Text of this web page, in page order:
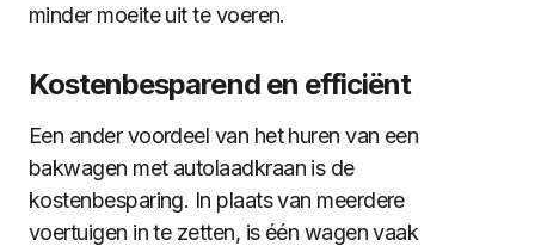
minder moeite uit te voeren.
Kostenbesparend en efficiënt
Een ander voordeel van het huren van een
bakwagen met autolaadkraan is de
kostenbesparing. In plaats van meerdere
voertuigen in te zetten, is één wagen vaak